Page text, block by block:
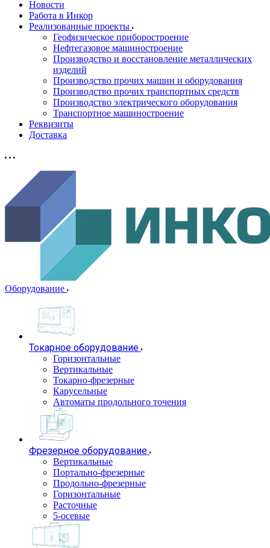
Новости
Работа в Инкор
Реализованные проекты
Геофизическое приборостроение
Нефтегазовое машиностроение
Производство и восстановление металлических
изделий
Производство прочих машин и оборудования
Производство прочих транспортных средств
Производство электрического оборудования
Транспортное машиностроение
Реквизиты
Доставка
Оборудование
Токарное оборудование
Горизонтальные
Вертикальные
Токарно-фрезерные
Карусельные
Автоматы продольного точения
Фрезерное оборудование
Вертикальные
Портально-фрезерные
Продольно-фрезерные
Горизонтальные
Расточные
5-осевые